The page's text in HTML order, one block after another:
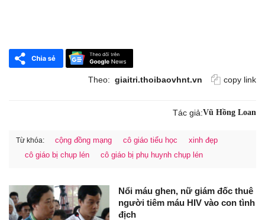
Theo: giaitri.thoibaovhnt.vn copy link
Tác giả:Vũ Hồng Loan
Từ khóa: cộng đồng mạng cô giáo tiểu học
xinh đẹp
cô giáo bị chụp lén
cô giáo bị phụ huynh chụp lén
Nổi máu ghen, nữ giám đốc thuê
người tiêm máu HIV vào con tình
địch